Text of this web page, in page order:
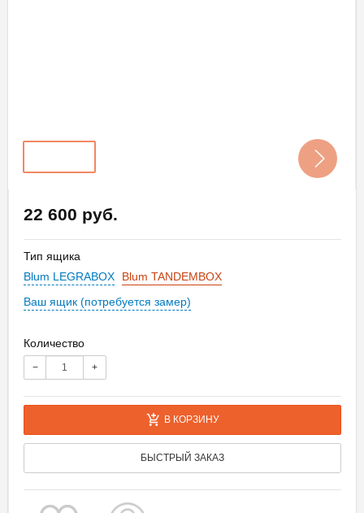
22 600 руб.
Тип ящика
Blum LEGRABOX
Blum TANDEMBOX
Ваш ящик (потребуется замер)
Количество
− +
В КОРЗИНУ
БЫСТРЫЙ ЗАКАЗ